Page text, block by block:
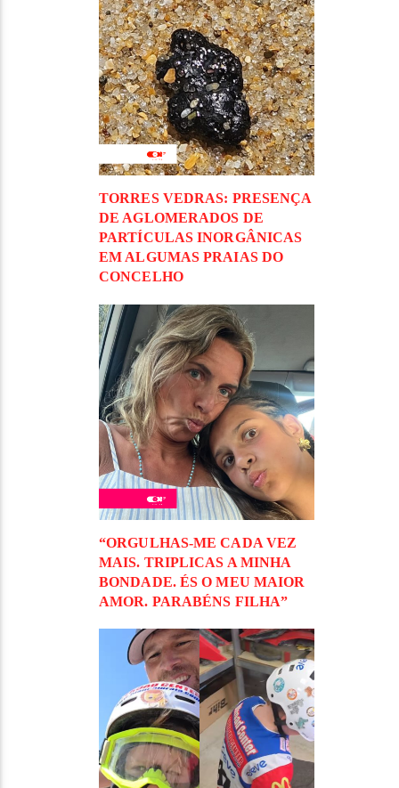
TORRES VEDRAS: PRESENÇA
DE AGLOMERADOS DE
PARTÍCULAS INORGÂNICAS
EM ALGUMAS PRAIAS DO
CONCELHO
“ORGULHAS-ME CADA VEZ
MAIS. TRIPLICAS A MINHA
BONDADE. ÉS O MEU MAIOR
AMOR. PARABÉNS FILHA”